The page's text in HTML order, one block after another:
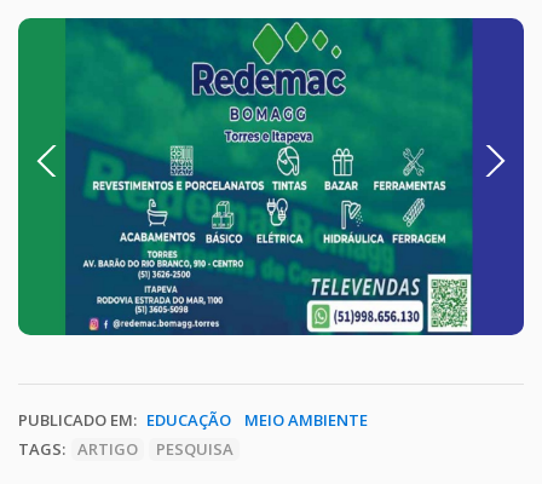
Previous Next
PUBLICADO EM: EDUCAÇÃO
MEIO AMBIENTE
TAGS: ARTIGO PESQUISA